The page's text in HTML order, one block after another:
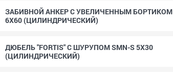
ЗАБИВНОЙ АНКЕР С УВЕЛИЧЕННЫМ БОРТИКОМ
6X60 (ЦИЛИНДРИЧЕСКИЙ)
ДЮБЕЛЬ "FORTIS" С ШУРУПОМ SMN-S 5X30
(ЦИЛИНДРИЧЕСКИЙ)